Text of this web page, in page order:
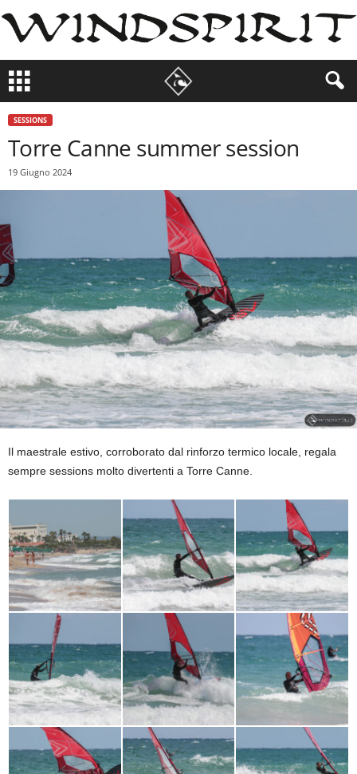
SESSIONS
Torre Canne summer session
19 Giugno 2024
Il maestrale estivo, corroborato dal rinforzo termico locale, regala
sempre sessions molto divertenti a Torre Canne.